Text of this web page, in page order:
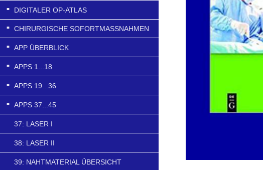
DIGITALER OP-ATLAS
CHIRURGISCHE SOFORTMASSNAHMEN
APP ÜBERBLICK
APPS 1...18
APPS 19...36
APPS 37...45
37: LASER I
38: LASER II
39: NAHTMATERIAL ÜBERSICHT